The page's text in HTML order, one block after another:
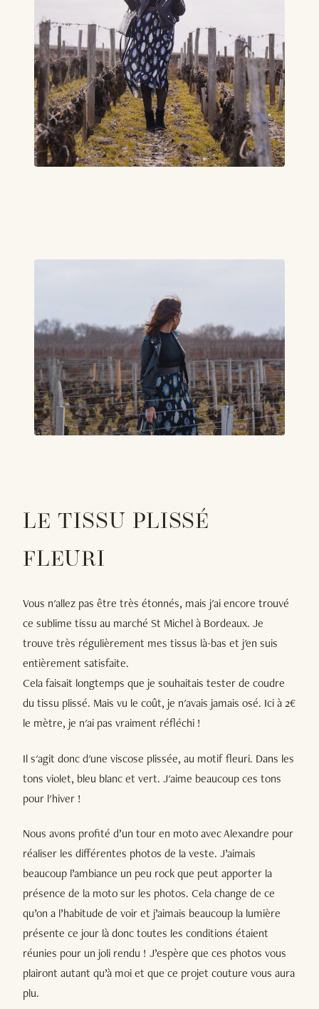
LE TISSU PLISSÉ
FLEURI
Vous n'allez pas être très étonnés, mais j'ai encore trouvé
ce sublime tissu au marché St Michel à Bordeaux. Je
trouve très régulièrement mes tissus là-bas et j'en suis
entièrement satisfaite.
Cela faisait longtemps que je souhaitais tester de coudre
du tissu plissé. Mais vu le coût, je n'avais jamais osé. Ici à 2€
le mètre, je n'ai pas vraiment réfléchi !
Il s'agit donc d'une viscose plissée, au motif fleuri. Dans les
tons violet, bleu blanc et vert. J'aime beaucoup ces tons
pour l'hiver !
Nous avons profité d’un tour en moto avec Alexandre pour
réaliser les différentes photos de la veste. J’aimais
beaucoup l’ambiance un peu rock que peut apporter la
présence de la moto sur les photos. Cela change de ce
qu’on a l’habitude de voir et j’aimais beaucoup la lumière
présente ce jour là donc toutes les conditions étaient
réunies pour un joli rendu ! J’espère que ces photos vous
plairont autant qu’à moi et que ce projet couture vous aura
plu.